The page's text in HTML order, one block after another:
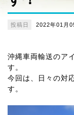
投稿日 2022年01月
沖縄車両輸送のア
す。
今回は、日々の対
す。